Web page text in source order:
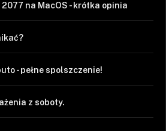
na MacOS - krótka opinia
- pełne spolszczenie!
z soboty.